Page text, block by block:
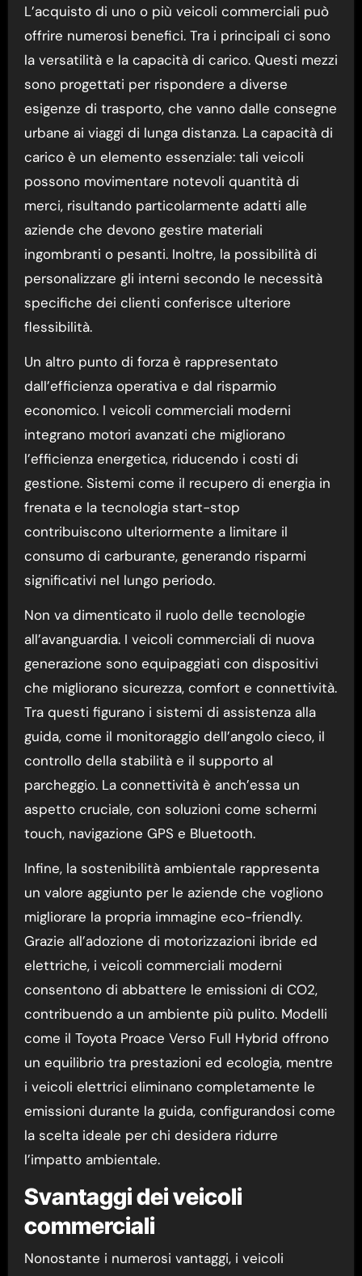
L’acquisto di uno o più veicoli commerciali può
offrire numerosi benefici. Tra i principali ci sono
la versatilità e la capacità di carico. Questi mezzi
sono progettati per rispondere a diverse
esigenze di trasporto, che vanno dalle consegne
urbane ai viaggi di lunga distanza. La capacità di
carico è un elemento essenziale: tali veicoli
possono movimentare notevoli quantità di
merci, risultando particolarmente adatti alle
aziende che devono gestire materiali
ingombranti o pesanti. Inoltre, la possibilità di
personalizzare gli interni secondo le necessità
specifiche dei clienti conferisce ulteriore
flessibilità.
Un altro punto di forza è rappresentato
dall’efficienza operativa e dal risparmio
economico. I veicoli commerciali moderni
integrano motori avanzati che migliorano
l’efficienza energetica, riducendo i costi di
gestione. Sistemi come il recupero di energia in
frenata e la tecnologia start-stop
contribuiscono ulteriormente a limitare il
consumo di carburante, generando risparmi
significativi nel lungo periodo.
Non va dimenticato il ruolo delle tecnologie
all’avanguardia. I veicoli commerciali di nuova
generazione sono equipaggiati con dispositivi
che migliorano sicurezza, comfort e connettività.
Tra questi figurano i sistemi di assistenza alla
guida, come il monitoraggio dell’angolo cieco, il
controllo della stabilità e il supporto al
parcheggio. La connettività è anch’essa un
aspetto cruciale, con soluzioni come schermi
touch, navigazione GPS e Bluetooth.
Infine, la sostenibilità ambientale rappresenta
un valore aggiunto per le aziende che vogliono
migliorare la propria immagine eco-friendly.
Grazie all’adozione di motorizzazioni ibride ed
elettriche, i veicoli commerciali moderni
consentono di abbattere le emissioni di CO2,
contribuendo a un ambiente più pulito. Modelli
come il Toyota Proace Verso Full Hybrid offrono
un equilibrio tra prestazioni ed ecologia, mentre
i veicoli elettrici eliminano completamente le
emissioni durante la guida, configurandosi come
la scelta ideale per chi desidera ridurre
l’impatto ambientale.
Svantaggi dei veicoli
commerciali
Nonostante i numerosi vantaggi, i veicoli